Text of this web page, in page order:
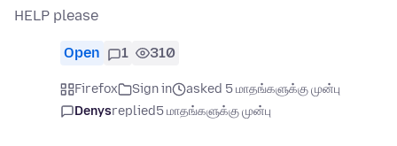
HELP please
Open 1 310
Firefox Sign in
asked 5 மாதங்களுக்கு முன்பு
Denysreplied5 மாதங்களுக்கு முன்பு